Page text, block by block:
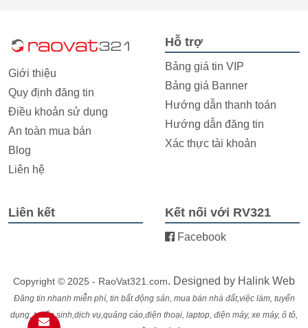
Giới thiệu
Quy định đăng tin
Điều khoản sử dụng
An toàn mua bán
Blog
Liên hệ
Hỗ trợ
Bảng giá tin VIP
Bảng giá Banner
Hướng dẫn thanh toán
Hướng dẫn đăng tin
Xác thực tài khoản
Liên kết Kết nối với RV321
Facebook
Copyright © 2025 - RaoVat321.com. Designed by Halink Web
Đăng tin nhanh miễn phí, tin bất động sản, mua bán nhà đất,việc làm, tuyển
dụng, tuyển sinh,dịch vụ,quảng cáo,điện thoại, laptop, điện máy, xe máy, ô tô,